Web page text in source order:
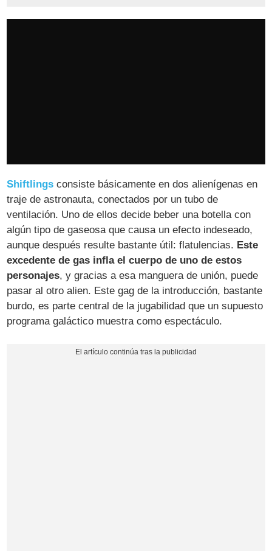
Shiftlings consiste básicamente en dos alienígenas en
traje de astronauta, conectados por un tubo de
ventilación. Uno de ellos decide beber una botella con
algún tipo de gaseosa que causa un efecto indeseado,
aunque después resulte bastante útil: flatulencias. Este
excedente de gas infla el cuerpo de uno de estos
personajes, y gracias a esa manguera de unión, puede
pasar al otro alien. Este gag de la introducción, bastante
burdo, es parte central de la jugabilidad que un supuesto
programa galáctico muestra como espectáculo.